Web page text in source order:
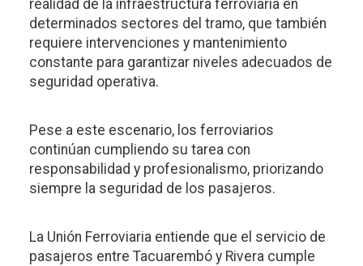
realidad de la infraestructura ferroviaria en
determinados sectores del tramo, que también
requiere intervenciones y mantenimiento
constante para garantizar niveles adecuados de
seguridad operativa.
Pese a este escenario, los ferroviarios
continúan cumpliendo su tarea con
responsabilidad y profesionalismo, priorizando
siempre la seguridad de los pasajeros.
La Unión Ferroviaria entiende que el servicio de
pasajeros entre Tacuarembó y Rivera cumple